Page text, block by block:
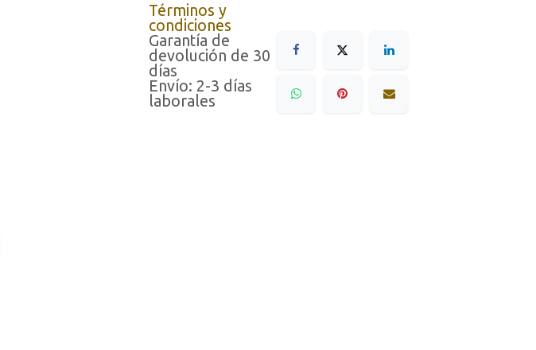
Términos y
condiciones
Garantía de
devolución de 30
días
Envío: 2-3 días
laborales